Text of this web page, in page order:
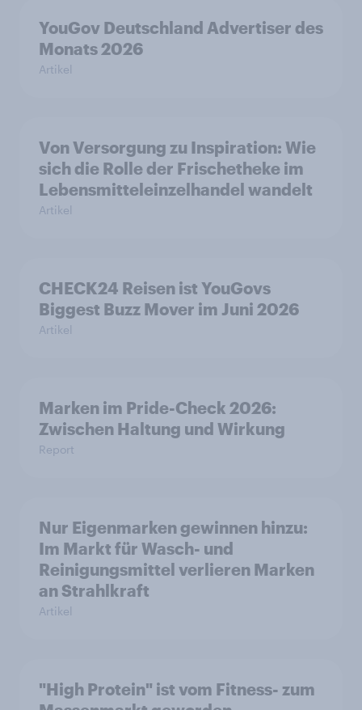
YouGov Deutschland Advertiser des
Monats 2026
Artikel
Von Versorgung zu Inspiration: Wie
sich die Rolle der Frischetheke im
Lebensmitteleinzelhandel wandelt
Artikel
CHECK24 Reisen ist YouGovs
Biggest Buzz Mover im Juni 2026
Artikel
Marken im Pride-Check 2026:
Zwischen Haltung und Wirkung
Report
Nur Eigenmarken gewinnen hinzu:
Im Markt für Wasch- und
Reinigungsmittel verlieren Marken
an Strahlkraft
Artikel
"High Protein" ist vom Fitness- zum